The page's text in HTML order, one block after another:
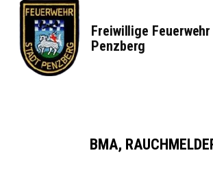
springen
Freiwillige Feuerwehr
Penzberg
BMA,